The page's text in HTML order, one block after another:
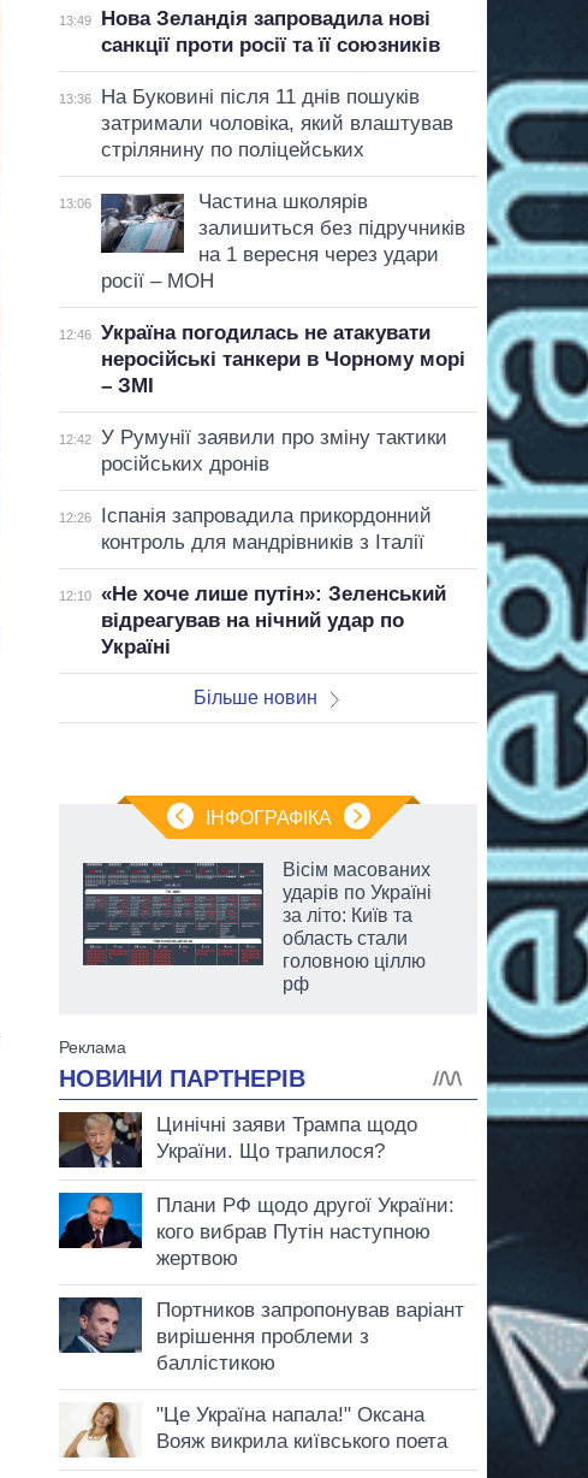
13:49
Нова Зеландія запровадила нові
санкції проти росії та її союзників
13:36
На Буковині після 11 днів пошуків
затримали чоловіка, який влаштував
стрілянину по поліцейських
13:06
Частина школярів
залишиться без підручників
на 1 вересня через удари
росії – МОН
12:46
Україна погодилась не атакувати
неросійські танкери в Чорному морі
– ЗМІ
12:42
У Румунії заявили про зміну тактики
російських дронів
12:26
Іспанія запровадила прикордонний
контроль для мандрівників з Італії
12:10
«Не хоче лише путін»: Зеленський
відреагував на нічний удар по
Україні
Більше новин
ІНФОГРАФІКА
Вісім масованих
ударів по Україні
за літо: Київ та
область стали
головною ціллю
рф